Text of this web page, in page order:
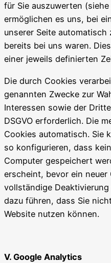
für Sie auszuwerten
ermöglichen es uns, bei
unserer Seite automatisch
bereits bei uns waren.
einer jeweils definierten
Die durch Cookies
genannten Zwecke zur
Interessen sowie der
DSGVO erforderlich. Die
Cookies automatisch. Sie
so konfigurieren, dass
Computer gespeichert
erscheint, bevor ein
vollständige
dazu führen, dass Sie
Website nutzen können.
V. Google Analytics